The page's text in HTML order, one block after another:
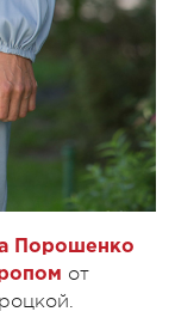
Порошенко
от